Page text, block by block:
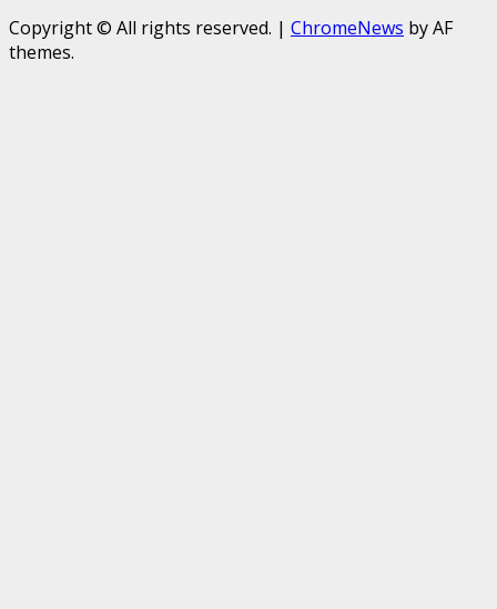
Copyright © All rights reserved. | ChromeNews by AF
themes.